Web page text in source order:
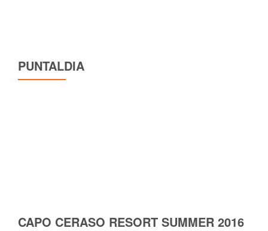
PUNTALDIA
CAPO CERASO RESORT SUMMER 2016